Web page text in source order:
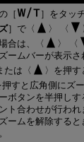
［ ］をタッ
］で
合は、
ームバーが表示さ
たは を押す
押すと広角側にズー
ボタンを半押しす
ト合わせが行われ
ームを解除すると